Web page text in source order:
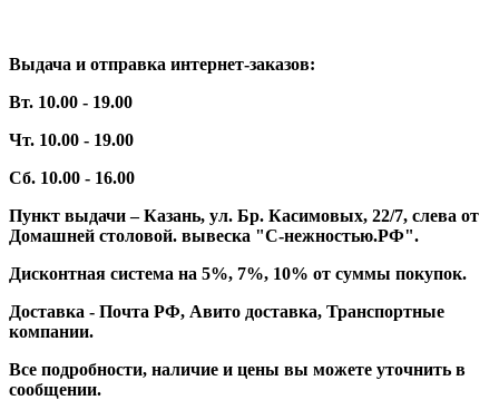
Выдача и отправка интернет-заказов:
Вт. 10.00 - 19.00
Чт. 10.00 - 19.00
Сб. 10.00 - 16.00
Пункт выдачи – Казань, ул. Бр. Касимовых, 22/7, слева от
Домашней столовой. вывеска "С-нежностью.РФ".
Дисконтная система на 5%, 7%, 10% от суммы покупок.
Доставка - Почта РФ, Авито доставка, Транспортные
компании.
Все подробности, наличие и цены вы можете уточнить в
сообщении.